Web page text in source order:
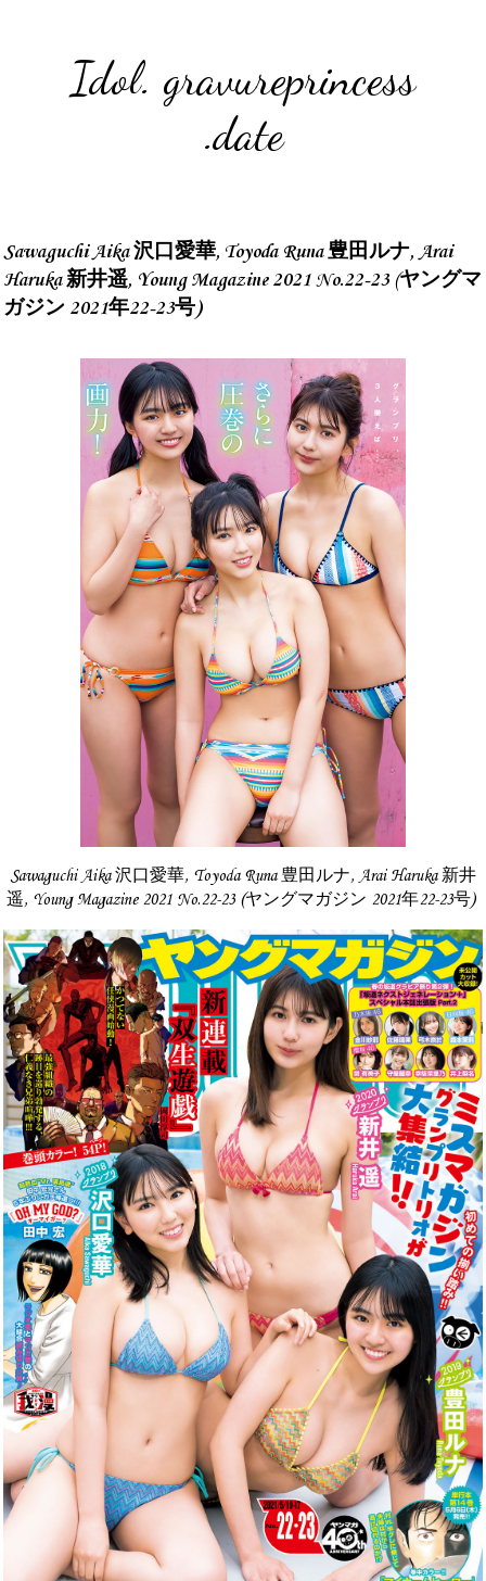
Idol. gravureprincess
.date
Sawaguchi Aika 沢口愛華, Toyoda Runa 豊田ルナ, Arai
Haruka 新井遥, Young Magazine 2021 No.22-23 (ヤングマ
ガジン 2021年22-23号)
Sawaguchi Aika 沢口愛華, Toyoda Runa 豊田ルナ, Arai Haruka 新井
遥, Young Magazine 2021 No.22-23 (ヤングマガジン 2021年22-23号)